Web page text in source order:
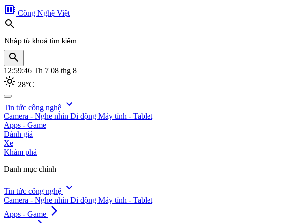
developer_board Công Nghệ Việt
search
search
12:59:47 Th 7 08 thg 8
light_mode 28°C
search
Tin tức công nghệ expand_more
Camera - Nghe nhìn Di động Máy tính - Tablet
Apps - Game
Đánh giá
Xe
Khám phá
Danh mục chính
Tin tức công nghệ expand_more
Camera - Nghe nhìn Di động Máy tính - Tablet
Apps - Game arrow_forward_ios